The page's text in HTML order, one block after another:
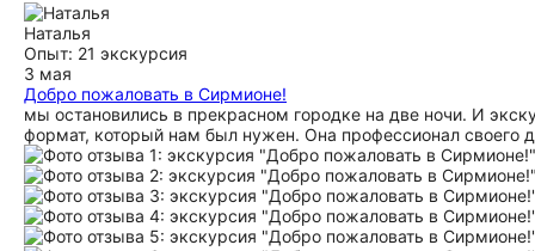
Наталья
Опыт: 21 экскурсия
3 мая
Добро пожаловать в Сирмионе!
мы остановились в прекрасном городке на две ночи. И
формат, который нам был нужен. Она профессионал своего